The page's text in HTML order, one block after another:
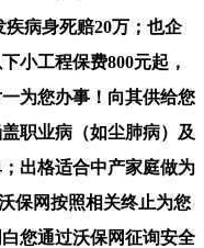
疾病身死赔20万；也企
小工程保费800元起，
为您办事！向其供给您
职业病（如尘肺病）及
出格适合中产家庭做为
保网按照相关终止为您
您通过沃保网征询安全